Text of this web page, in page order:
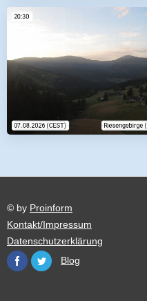
© by Proinform
Kontakt/Impressum
Datenschutzerklärung
Blog